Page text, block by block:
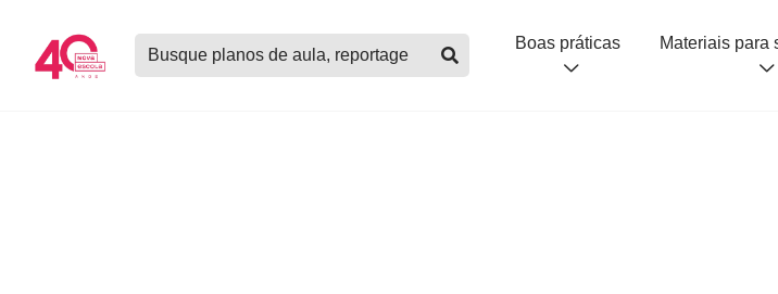
Buscar
planos
Boas práticas Materiais para